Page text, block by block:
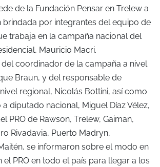
de la Fundación Pensar en Trelew a
brindada por integrantes del equipo de
trabaja en la campaña nacional del
Mauricio Macri.
coordinador de la campaña a nivel
Braun, y del responsable de
regional, Nicolás Bottini, así como
diputado nacional, Miguel Díaz Vélez,
PRO de Rawson, Trelew, Gaiman,
Rivadavia, Puerto Madryn,
se informaron sobre el modo en
el PRO en todo el país para llegar a los